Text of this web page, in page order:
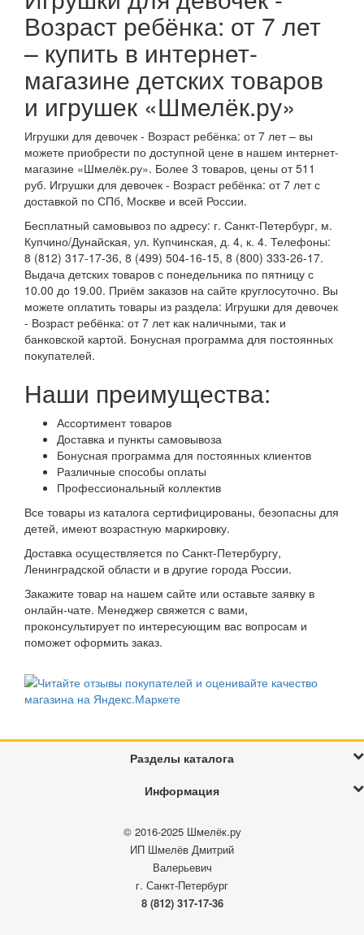
Zhorya (0)
Zuru (0)
Актамир (0)
Биплант (
Город мастеров (0)
Десятое королевство (0)
Играем Вместе (
)
КНР (0)
Коняша (0)
Кощей (0)
Мир Деревянных Игрушек (0)
Наша Игрушка (0)
Ника (0)
Нордпласт (0)
Огонек (0)
Оригами (0)
Пелси (
Пластмастер (0
Полесье (
Русский стиль (0)
Санэкс (0)
Сказочный патруль (0)
Совтехстром (
Спектр ( 0)
Фабрика Игрушек (0
Шмелёк (
Шпиль (0)
ЯиГрушка (0)
Возраст ребёнка: от 7 лет
– купить в интернет-
магазине детских товаров
и игрушек «Шмелёк.ру»
Игрушки для девочек - Возраст ребёнка: от 7 лет – вы
можете приобрести по доступной цене в нашем интернет-
магазине «Шмелёк.ру». Более 3 товаров, цены от 511
руб. Игрушки для девочек - Возраст ребёнка: от 7 лет с
доставкой по СПб, Москве и всей России.
Бесплатный самовывоз по адресу: г. Санкт-Петербург, м.
Купчино/Дунайская, ул. Купчинская, д. 4, к. 4. Телефоны:
8 (812) 317-17-36, 8 (499) 504-16-15, 8 (800) 333-26-17.
Выдача детских товаров с понедельника по пятницу с
10.00 до 19.00. Приём заказов на сайте круглосуточно. Вы
можете оплатить товары из раздела: Игрушки для девочек
- Возраст ребёнка: от 7 лет как наличными, так и
банковской картой. Бонусная программа для постоянных
покупателей.
Наши преимущества:
Ассортимент товаров
Доставка и пункты самовывоза
Бонусная программа для постоянных клиентов
Различные способы оплаты
Профессиональный коллектив
Все товары из каталога сертифицированы, безопасны для
детей, имеют возрастную маркировку.
Доставка осуществляется по Санкт-Петербургу,
Ленинградской области и в другие города России.
Закажите товар на нашем сайте или оставьте заявку в
онлайн-чате. Менеджер свяжется с вами,
проконсультирует по интересующим вас вопросам и
поможет оформить заказ.
Разделы каталога
Информация
© 2016-2025 Шмелёк.ру
ИП Шмелёв Дмитрий
Валерьевич
г. Санкт-Петербург
8 (812) 317-17-36